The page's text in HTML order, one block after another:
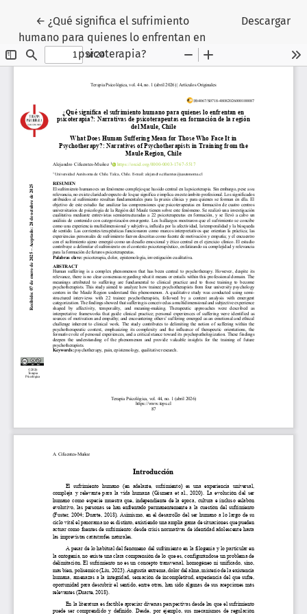
← Volver a los detalles del artículo
¿Qué significa el sufrimiento
humano para quienes lo enfrentan en
psicoterapia?
Descargar